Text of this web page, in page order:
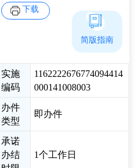
下载
实施
编码
1162222676774094414
000141008003
办件
类型
即办件
承诺
办结
1个工作日
简版指南